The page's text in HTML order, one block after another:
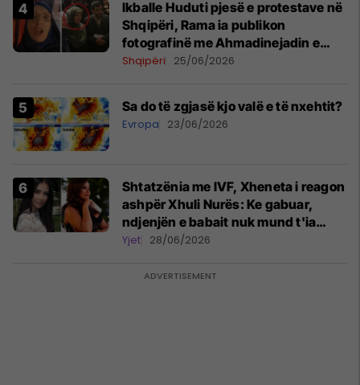
Ikballe Huduti pjesë e protestave në
Shqipëri, Rama ia publikon
fotografinë me Ahmadinejadin e
Iranit
Shqipëri 25/06/2026
Sa do të zgjasë kjo valë e të nxehtit?
Evropa 23/06/2026
Shtatzënia me IVF, Xheneta i reagon
ashpër Xhuli Nurës: Ke gabuar,
ndjenjën e babait nuk mund t'ia
plotësosh kurrë
Yjet 28/06/2026